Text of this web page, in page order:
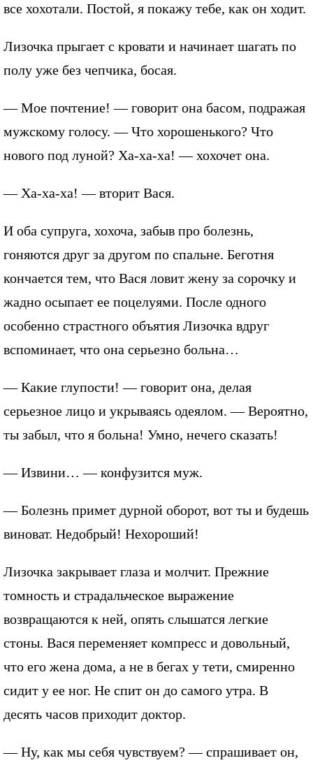
все хохотали. Постой, я покажу тебе, как он ходит.
Лизочка прыгает с кровати и начинает шагать по
полу уже без чепчика, босая.
— Мое почтение! — говорит она басом, подражая
мужскому голосу. — Что хорошенького? Что
нового под луной? Ха-ха-ха! — хохочет она.
— Ха-ха-ха! — вторит Вася.
И оба супруга, хохоча, забыв про болезнь,
гоняются друг за другом по спальне. Беготня
кончается тем, что Вася ловит жену за сорочку и
жадно осыпает ее поцелуями. После одного
особенно страстного объятия Лизочка вдруг
вспоминает, что она серьезно больна…
— Какие глупости! — говорит она, делая
серьезное лицо и укрываясь одеялом. — Вероятно,
ты забыл, что я больна! Умно, нечего сказать!
— Извини… — конфузится муж.
— Болезнь примет дурной оборот, вот ты и будешь
виноват. Недобрый! Нехороший!
Лизочка закрывает глаза и молчит. Прежние
томность и страдальческое выражение
возвращаются к ней, опять слышатся легкие
стоны. Вася переменяет компресс и довольный,
что его жена дома, а не в бегах у тети, смиренно
сидит у ее ног. Не спит он до самого утра. В
десять часов приходит доктор.
— Ну, как мы себя чувствуем? — спрашивает он,